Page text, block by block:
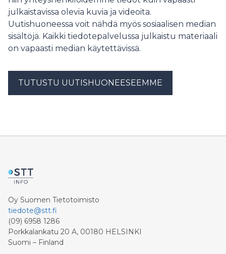
julkaistavissa olevia kuvia ja videoita.
Uutishuoneessa voit nähdä myös sosiaalisen median
sisältöjä. Kaikki tiedotepalvelussa julkaistu materiaali
on vapaasti median käytettävissä.
TUTUSTU UUTISHUONEESEEMME
Oy Suomen Tietotoimisto
tiedote@stt.fi
(09) 6958 1286
Porkkalankatu 20 A, 00180 HELSINKI
Suomi – Finland